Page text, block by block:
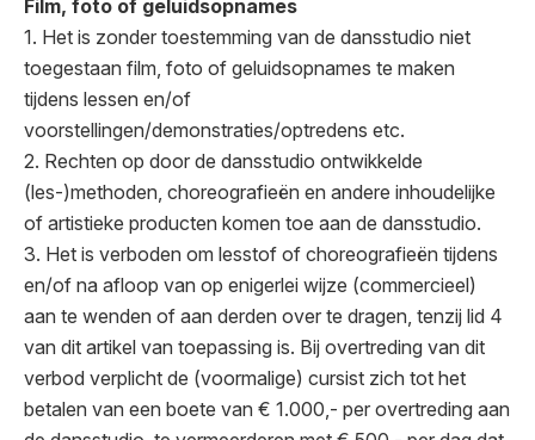
Film, foto of geluidsopnames
1. Het is zonder toestemming van de dansstudio niet
toegestaan film, foto of geluidsopnames te maken
tijdens lessen en/of
voorstellingen/demonstraties/optredens etc.
2. Rechten op door de dansstudio ontwikkelde
(les-)methoden, choreografieën en andere inhoudelijke
of artistieke producten komen toe aan de dansstudio.
3. Het is verboden om lesstof of choreografieën tijdens
en/of na afloop van op enigerlei wijze (commercieel)
aan te wenden of aan derden over te dragen, tenzij lid 4
van dit artikel van toepassing is. Bij overtreding van dit
verbod verplicht de (voormalige) cursist zich tot het
betalen van een boete van € 1.000,- per overtreding aan